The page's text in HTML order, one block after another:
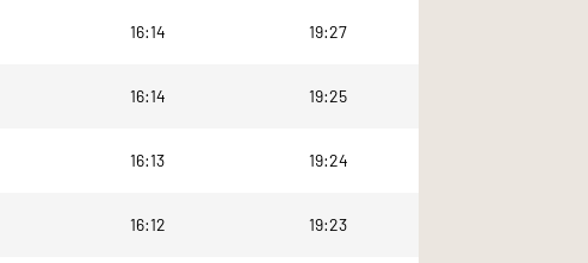
16:14 19:27
16:14 19:25
16:13 19:24
16:12 19:23